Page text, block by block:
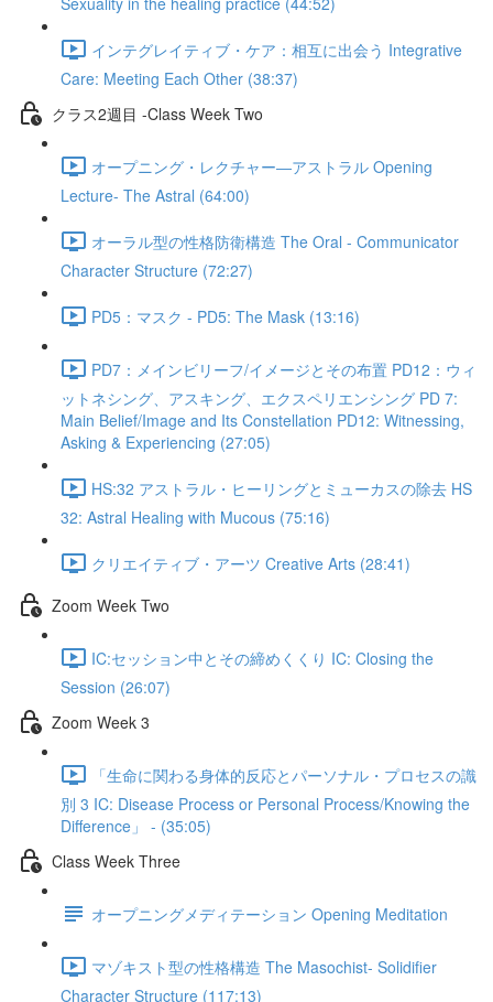
インテグレイティブ・ケア：相互に出会う Integrative
Care: Meeting Each Other (38:37)
クラス2週目 -Class Week Two
オープニング・レクチャー―アストラル Opening
Lecture- The Astral (64:00)
オーラル型の性格防衛構造 The Oral - Communicator
Character Structure (72:27)
PD5：マスク - PD5: The Mask (13:16)
PD7：メインビリーフ/イメージとその布置 PD12：ウィ
ットネシング、アスキング、エクスペリエンシング PD 7:
Main Belief/Image and Its Constellation PD12: Witnessing,
Asking & Experiencing (27:05)
HS:32 アストラル・ヒーリングとミューカスの除去 HS
32: Astral Healing with Mucous (75:16)
クリエイティブ・アーツ Creative Arts (28:41)
Zoom Week Two
IC:セッション中とその締めくくり IC: Closing the
Session (26:07)
Zoom Week 3
「生命に関わる身体的反応とパーソナル・プロセスの識
別 3 IC: Disease Process or Personal Process/Knowing the
Difference」 - (35:05)
Class Week Three
オープニングメディテーション Opening Meditation
マゾキスト型の性格構造 The Masochist- Solidifier
Character Structure (117:13)